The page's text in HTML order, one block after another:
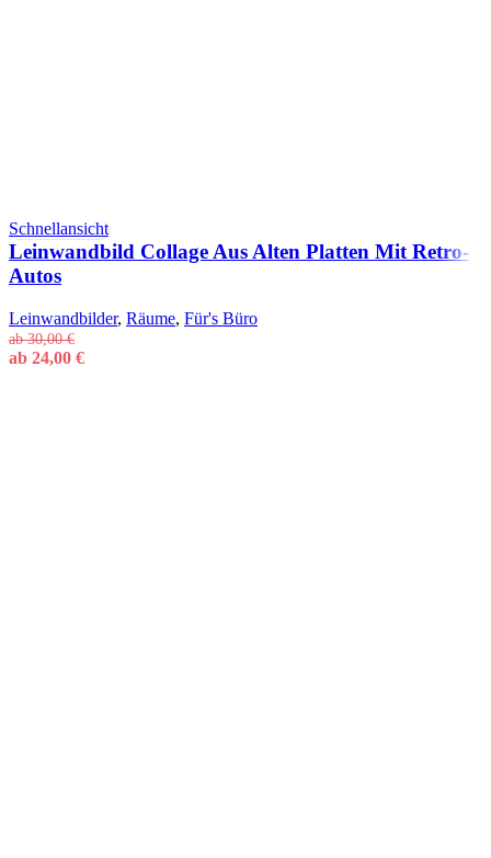
Schnellansicht
Leinwandbild Collage Aus Alten Platten Mit Retro-
Autos
Leinwandbilder, Räume, Für's Büro
ab30,00€
ab 24,00 €